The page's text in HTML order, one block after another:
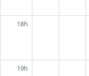
18h
19h